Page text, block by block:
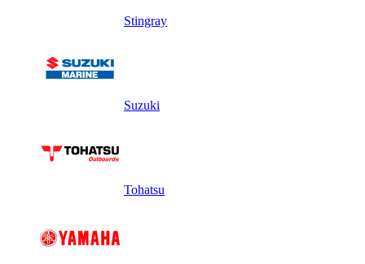
Stingray
Suzuki
Tohatsu